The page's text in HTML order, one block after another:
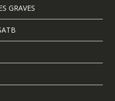
GRAVES